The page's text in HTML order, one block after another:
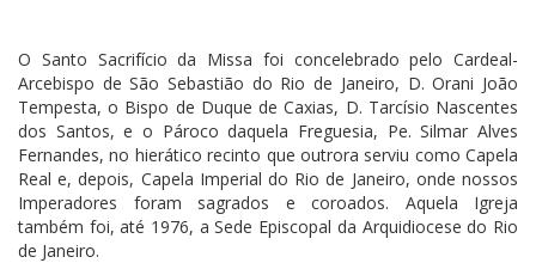
O Santo Sacrifício da Missa foi concelebrado pelo Cardeal-
Arcebispo de São Sebastião do Rio de Janeiro, D. Orani João
Tempesta, o Bispo de Duque de Caxias, D. Tarcísio Nascentes
dos Santos, e o Pároco daquela Freguesia, Pe. Silmar Alves
Fernandes, no hierático recinto que outrora serviu como Capela
Real e, depois, Capela Imperial do Rio de Janeiro, onde nossos
Imperadores foram sagrados e coroados. Aquela Igreja
também foi, até 1976, a Sede Episcopal da Arquidiocese do Rio
de Janeiro.